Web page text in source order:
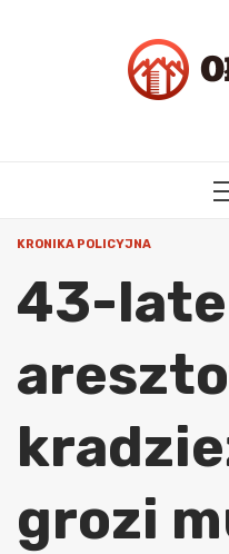
KRONIKA POLICYJNA
43-
grozi